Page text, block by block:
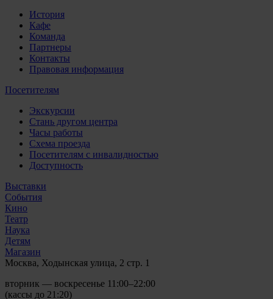
История
Кафе
Команда
Партнеры
Контакты
Правовая информация
Посетителям
Экскурсии
Стань другом центра
Часы работы
Схема проезда
Посетителям с инвалидностью
Доступность
Выставки
События
Кино
Театр
Наука
Детям
Магазин
Москва, Ходынская улица, 2 стр. 1
вторник — воскресенье 11:00–22:00
(кассы до 21:20)